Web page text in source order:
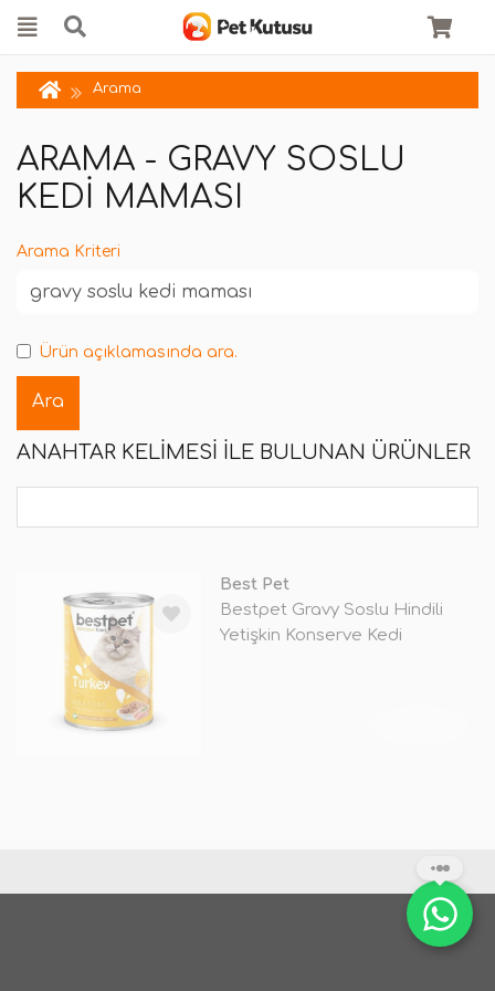
Arama
ARAMA - GRAVY SOSLU
KEDI MAMASI
Arama Kriteri
Ürün açıklamasında ara.
ANAHTAR KELIMESI ILE BULUNAN ÜRÜNLER
Best Pet
Bestpet Gravy Soslu Hindili
Yetişkin Konserve Kedi